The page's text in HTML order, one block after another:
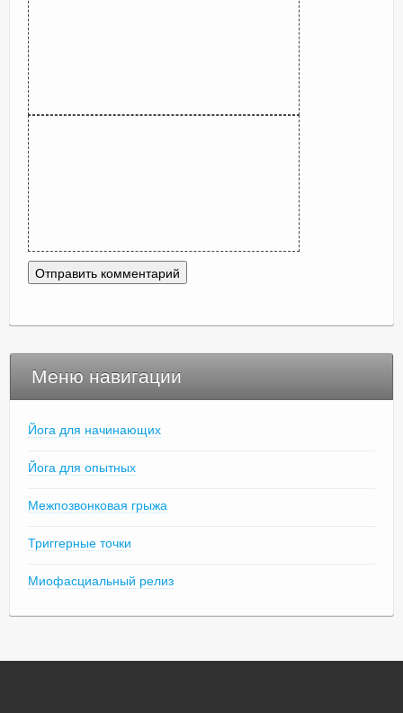
Меню навигации
Йога для начинающих
Йога для опытных
Межпозвонковая грыжа
Триггерные точки
Миофасциальный релиз